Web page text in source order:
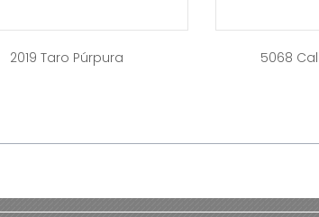
2019 Taro Púrpura 5068